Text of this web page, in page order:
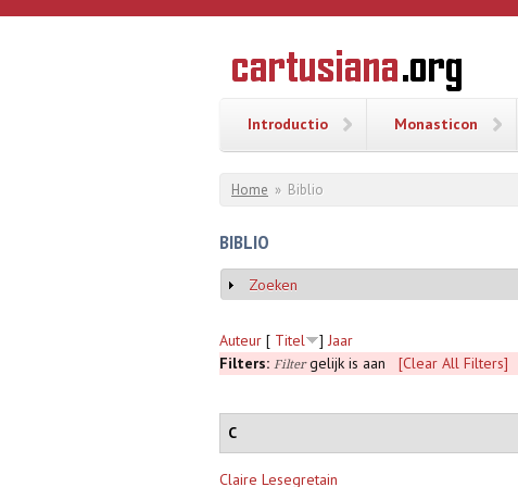
Overslaan en naar de inhoud gaan
CARTUSIANA
Geschiedenis
van de
Introductio Monasticon
U bent hier
Home » Biblio
BIBLIO
Weergeven
Zoeken
Auteur [ Titel ] Jaar
Filters: Filtergelijk is aan
[Clear All Filters]
C
Claire Lesegretain